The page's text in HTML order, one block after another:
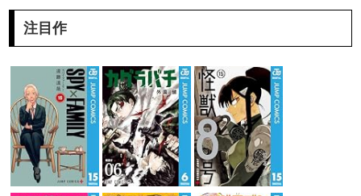
注目作